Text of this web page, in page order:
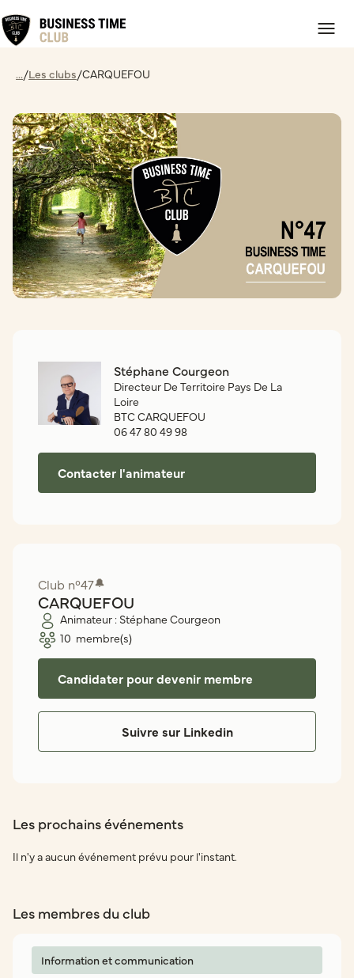
.../Les clubs/CARQUEFOU
Stéphane Courgeon
Directeur De Territoire Pays De La
Loire
BTC CARQUEFOU
06 47 80 49 98
Contacter l'animateur
Club n°47🔔
CARQUEFOU
Animateur : Stéphane Courgeon
10 membre(s)
Candidater pour devenir membre
Suivre sur Linkedin
Les prochains événements
Il n'y a aucun événement prévu pour l'instant.
Les membres du club
Information et communication